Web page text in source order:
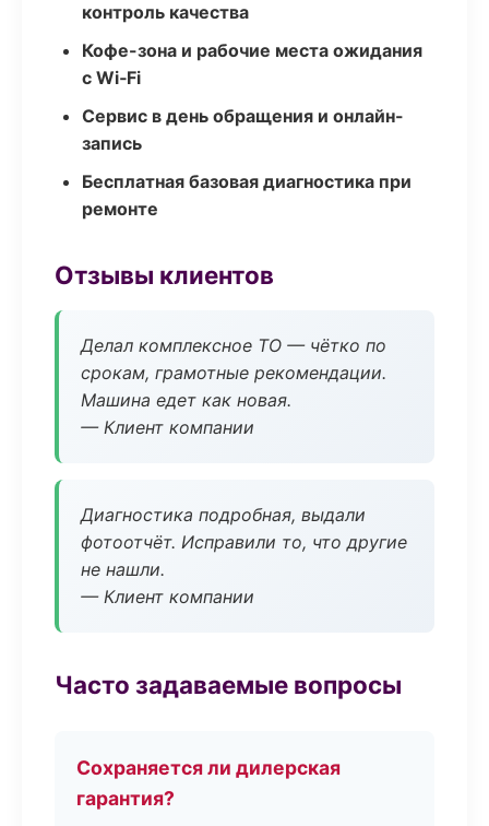
контроль качества
Кофе-зона и рабочие места ожидания
с Wi‑Fi
Сервис в день обращения и онлайн-
запись
Бесплатная базовая диагностика при
ремонте
Отзывы клиентов
Делал комплексное ТО — чётко по
срокам, грамотные рекомендации.
Машина едет как новая.
— Клиент компании
Диагностика подробная, выдали
фотоотчёт. Исправили то, что другие
не нашли.
— Клиент компании
Часто задаваемые вопросы
Сохраняется ли дилерская
гарантия?